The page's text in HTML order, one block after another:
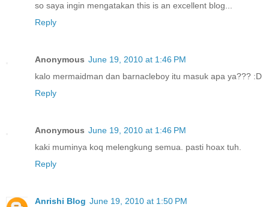
so saya ingin mengatakan this is an excellent blog...
Reply
Anonymous June 19, 2010 at 1:46 PM
kalo mermaidman dan barnacleboy itu masuk apa ya??? :D
Reply
Anonymous June 19, 2010 at 1:46 PM
kaki muminya koq melengkung semua. pasti hoax tuh.
Reply
Anrishi Blog June 19, 2010 at 1:50 PM